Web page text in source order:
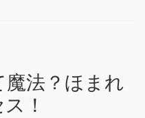
魔法？ほまれ
！